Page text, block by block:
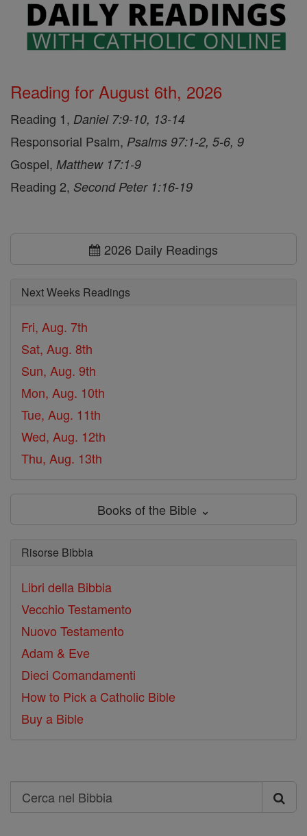
Reading for August 6th, 2026
Reading 1, Daniel 7:9-10, 13-14
Responsorial Psalm, Psalms 97:1-2, 5-6, 9
Gospel, Matthew 17:1-9
Reading 2, Second Peter 1:16-19
2026 Daily Readings
Next Weeks Readings
Fri, Aug. 7th
Sat, Aug. 8th
Sun, Aug. 9th
Mon, Aug. 10th
Tue, Aug. 11th
Wed, Aug. 12th
Thu, Aug. 13th
Books of the Bible ⌄
Risorse Bibbia
Libri della Bibbia
Vecchio Testamento
Nuovo Testamento
Adam & Eve
Dieci Comandamenti
How to Pick a Catholic Bible
Buy a Bible
Search
Cerca